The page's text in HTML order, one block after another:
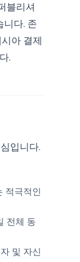
블리셔
니다. 존
아 결제
.
입니다.
적극적인
전체 동
및 자신